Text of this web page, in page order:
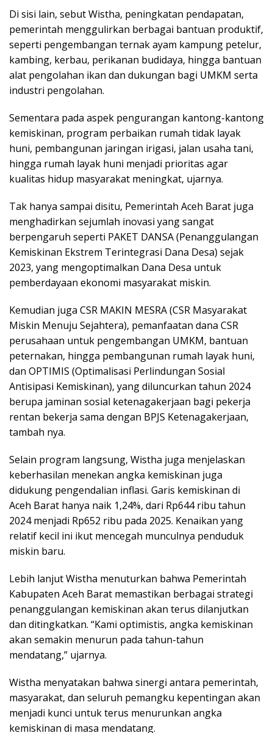
Di sisi lain, sebut Wistha, peningkatan pendapatan,
pemerintah menggulirkan berbagai bantuan produktif,
seperti pengembangan ternak ayam kampung petelur,
kambing, kerbau, perikanan budidaya, hingga bantuan
alat pengolahan ikan dan dukungan bagi UMKM serta
industri pengolahan.
Sementara pada aspek pengurangan kantong-kantong
kemiskinan, program perbaikan rumah tidak layak
huni, pembangunan jaringan irigasi, jalan usaha tani,
hingga rumah layak huni menjadi prioritas agar
kualitas hidup masyarakat meningkat, ujarnya.
Tak hanya sampai disitu, Pemerintah Aceh Barat juga
menghadirkan sejumlah inovasi yang sangat
berpengaruh seperti PAKET DANSA (Penanggulangan
Kemiskinan Ekstrem Terintegrasi Dana Desa) sejak
2023, yang mengoptimalkan Dana Desa untuk
pemberdayaan ekonomi masyarakat miskin.
Kemudian juga CSR MAKIN MESRA (CSR Masyarakat
Miskin Menuju Sejahtera), pemanfaatan dana CSR
perusahaan untuk pengembangan UMKM, bantuan
peternakan, hingga pembangunan rumah layak huni,
dan OPTIMIS (Optimalisasi Perlindungan Sosial
Antisipasi Kemiskinan), yang diluncurkan tahun 2024
berupa jaminan sosial ketenagakerjaan bagi pekerja
rentan bekerja sama dengan BPJS Ketenagakerjaan,
tambah nya.
Selain program langsung, Wistha juga menjelaskan
keberhasilan menekan angka kemiskinan juga
didukung pengendalian inflasi. Garis kemiskinan di
Aceh Barat hanya naik 1,24%, dari Rp644 ribu tahun
2024 menjadi Rp652 ribu pada 2025. Kenaikan yang
relatif kecil ini ikut mencegah munculnya penduduk
miskin baru.
Lebih lanjut Wistha menuturkan bahwa Pemerintah
Kabupaten Aceh Barat memastikan berbagai strategi
penanggulangan kemiskinan akan terus dilanjutkan
dan ditingkatkan. “Kami optimistis, angka kemiskinan
akan semakin menurun pada tahun-tahun
mendatang,” ujarnya.
Wistha menyatakan bahwa sinergi antara pemerintah,
masyarakat, dan seluruh pemangku kepentingan akan
menjadi kunci untuk terus menurunkan angka
kemiskinan di masa mendatang.